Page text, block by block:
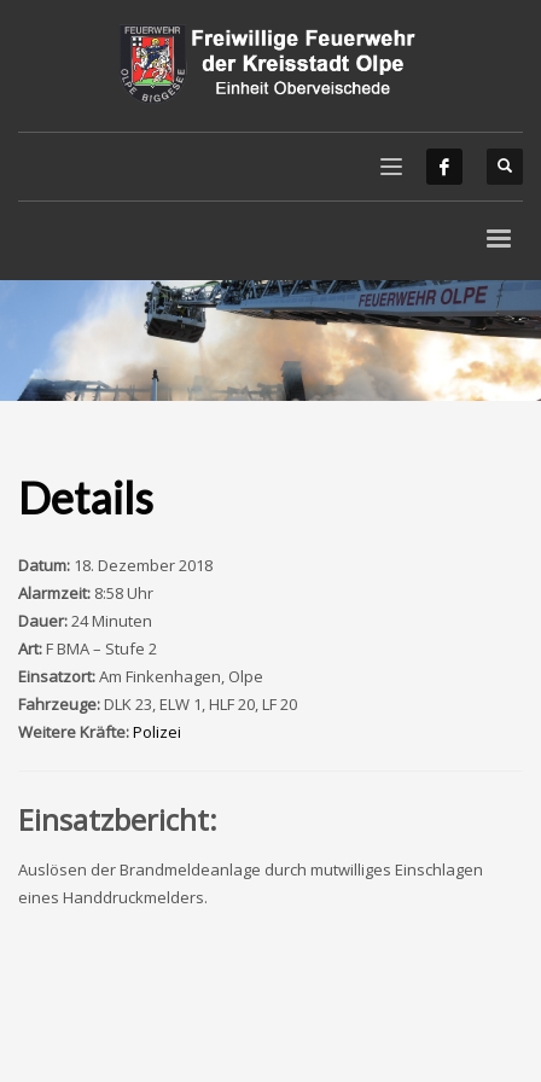
Details
Datum: 18. Dezember 2018
Alarmzeit: 8:58 Uhr
Dauer:24 Minuten
Art:F BMA – Stufe 2
Einsatzort:Am Finkenhagen, Olpe
Fahrzeuge:DLK 23, ELW 1, HLF 20, LF 20
Weitere Kräfte:Polizei
Einsatzbericht:
Auslösen der Brandmeldeanlage durch mutwilliges Einschlagen
eines Handdruckmelders.